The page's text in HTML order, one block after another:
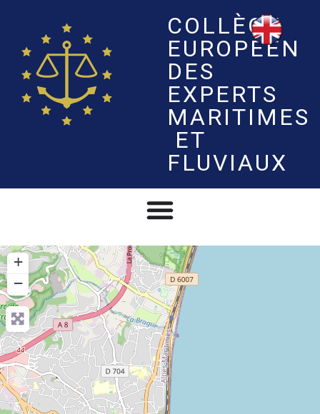
COLLÈGE
EUROPÉEN
DES
EXPERTS
MARITIMES
ET
FLUVIAUX
+
−